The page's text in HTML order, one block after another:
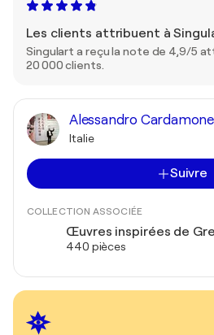
Les clients attribuent à
Singulart a reçu la note de 4,9/5
20 000 clients.
Alessandro Cardamone
Italie
Suivre
COLLECTION ASSOCIÉE
Œuvres inspirées de
440 pièces